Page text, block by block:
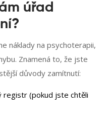
úřad
náklady na psychoterapii,
Znamená to, že jste
důvody zamítnutí:
registr (pokud jste chtěli